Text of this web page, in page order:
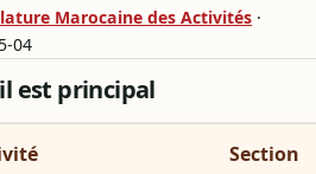
Marocaine des Activités ·
04
est principal
Section